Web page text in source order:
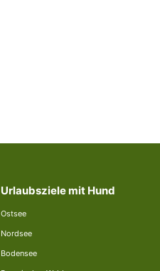
Urlaubsziele mit Hund
Ostsee
Nordsee
Bodensee